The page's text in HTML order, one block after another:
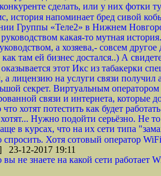
сделать, или у них фотки
история напоминает бред сивой
Группы «Теле2» в Нижнем
какая-то мутная
а хозяева,- совсем
там ей бизнес достался..) А
этот Икс из табакерки
а лицензию на услуги связи получил
секрет. Виртуальным оператором
связи и интернета, которые
хотят потестить как будет
Нужно подойти серьёзно. Не
в курсах, что на их сети типа
Хотя сотовый оператор
12-2017 19:11
вы не знаете на какой сети